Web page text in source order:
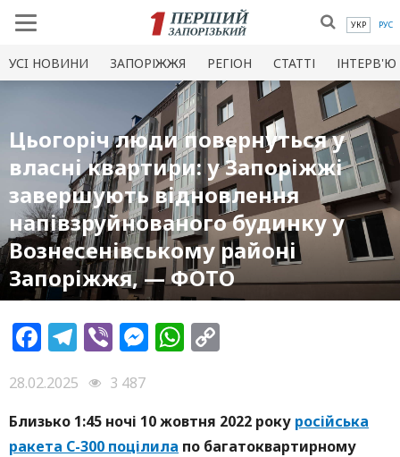
УКР РУС
УСI НОВИНИ ЗАПОРІЖЖЯ РЕГІОН СТАТТІ ІНТЕРВ'Ю
Цьогоріч люди повернуться у
власні квартири: у Запоріжжі
завершують відновлення
напівзруйнованого будинку у
Вознесенівському районі
Запоріжжя, — ФОТО
Facebook
Telegram
ViberMessenger
WhatsApp
28.02.2025
3 487
Близько 1:45 ночі 10 жовтня 2022 року російська
ракета С-300 поцілила по багатоквартирному